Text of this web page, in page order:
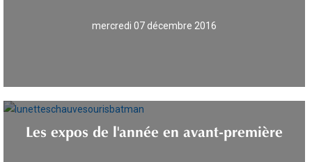
mercredi 07 décembre 2016
Les expos de l'année en avant-première